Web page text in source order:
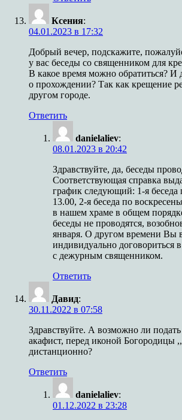
Ксения:
04.01.2023 в 17:32
Добрый вечер, подскажите,
у вас беседы со священником для
В какое время можно обратиться? И
о прохождении? Так как крещение
другом городе.
Ответить
danielaliev:
08.01.2023 в 20:42
Здравствуйте, да, беседы
Соответствующая справка
график следующий: 1-я беседа
13.00, 2-я беседа по
в нашем храме в общем
беседы не проводятся,
января. О другом времени Вы
индивидуально договориться
с дежурным священником.
Ответить
Давид:
30.11.2022 в 07:58
Здравствуйте. А возможно ли
акафист, перед иконой Богородицы
дистанционно?
Ответить
danielaliev:
01.12.2022 в 23:28